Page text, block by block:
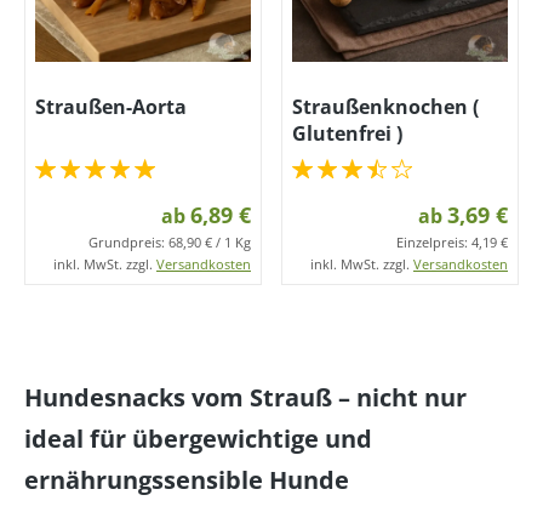
Straußen-Aorta
ab6,89 €
Grundpreis: 68,90 € / 1 Kg
inkl. MwSt. zzgl. Versandkosten
Straußenknochen (
Glutenfrei )
ab3,69 €
Einzelpreis: 4,19 €
inkl. MwSt. zzgl. Versandkosten
Hundesnacks vom Strauß – nicht nur
ideal für übergewichtige und
ernährungssensible Hunde